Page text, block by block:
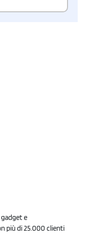
e
più di 25.000 clienti